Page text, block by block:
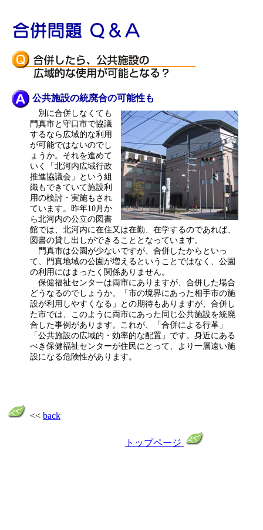
公共施設の統廃合の可能性も
別に合併しなくても
門真市と守口市で協議
するなら広域的な利用
が可能ではないのでし
ょうか。それを進めて
いく「北河内広域行政
推進協議会」という組
織もできていて施設利
用の検討・実施もされ
ています。昨年10月か
ら北河内の公立の図書
館では、北河内に在住又は在勤、在学するのであれば、
図書の貸し出しができることとなっています。
門真市は公園が少ないですが、合併したからといっ
て、門真地域の公園が増えるということではなく、公園
の利用にはまったく関係ありません。
保健福祉センターは両市にありますが、合併した場合
どうなるのでしょうか。「市の境界にあった相手市の施
設が利用しやすくなる」との期待もありますが、合併し
た市では、このように両市にあった同じ公共施設を統廃
合した事例があります。これが、「合併による行革」
「公共施設の広域的・効率的な配置」です。身近にある
べき保健福祉センターが住民にとって、より一層遠い施
設になる危険性があります。
<< back
トップページ